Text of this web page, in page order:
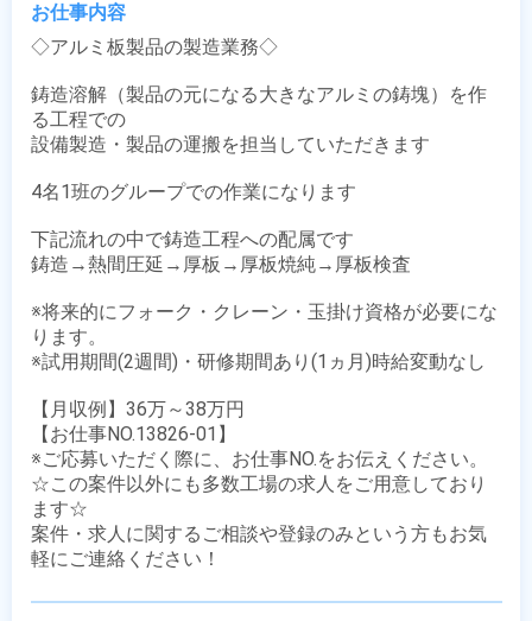
お仕事内容
◇アルミ板製品の製造業務◇
鋳造溶解（製品の元になる大きなアルミの鋳塊）を作
る工程での
設備製造・製品の運搬を担当していただきます
4名1班のグループでの作業になります
下記流れの中で鋳造工程への配属です
鋳造→熱間圧延→厚板→厚板焼純→厚板検査
※将来的にフォーク・クレーン・玉掛け資格が必要にな
ります。
※試用期間(2週間)・研修期間あり(1ヵ月)時給変動なし
【月収例】36万～38万円
【お仕事NO.13826-01】
※ご応募いただく際に、お仕事NO.をお伝えください。
☆この案件以外にも多数工場の求人をご用意しており
ます☆
案件・求人に関するご相談や登録のみという方もお気
軽にご連絡ください！